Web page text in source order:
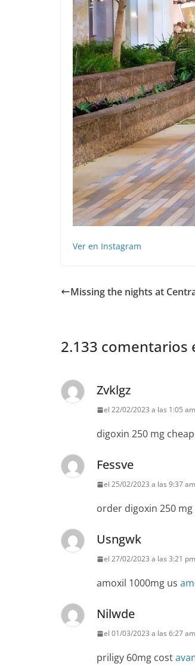
Ver en Instagram
Missing the nights at
2.133 comentarios
Zvklgz
el 22/02/2023 a las 1:05 am
digoxin 250 mg cheap
Fessve
el 25/02/2023 a las 9:37 am
order digoxin 250 mg
Usngwk
el 27/02/2023 a las 3:21 pm
amoxil 1000mg us
Nilwde
el 01/03/2023 a las 6:27 am
priligy 60mg cost